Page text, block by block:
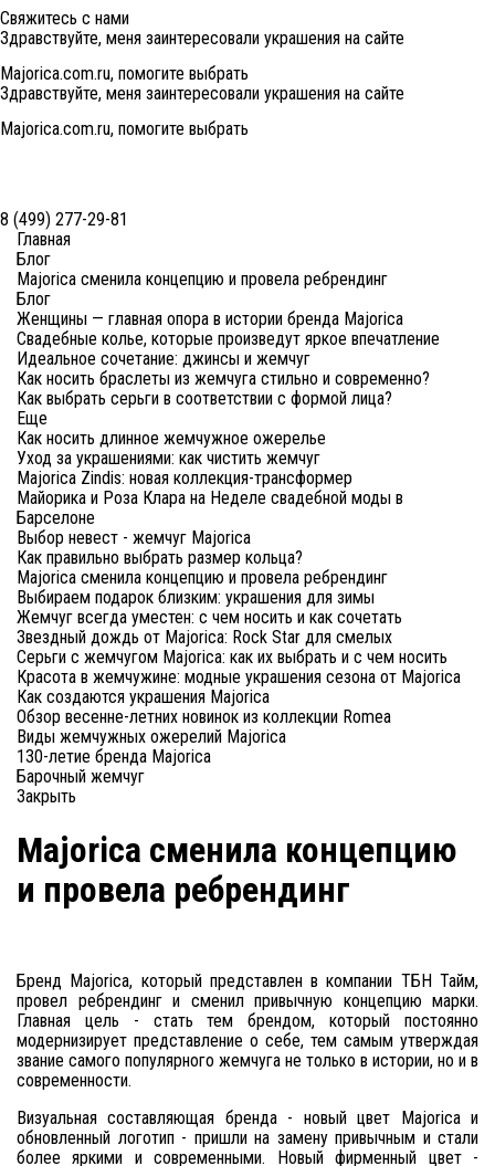
Свяжитесь с нами
Здравствуйте, меня заинтересовали украшения на сайте
Majorica.com.ru, помогите выбрать
Здравствуйте, меня заинтересовали украшения на сайте
Majorica.com.ru, помогите выбрать
8 (499) 277-29-81
Главная
Блог
Majorica сменила концепцию и провела ребрендинг
Блог
Женщины — главная опора в истории бренда Majorica
Свадебные колье, которые произведут яркое впечатление
Идеальное сочетание: джинсы и жемчуг
Как носить браслеты из жемчуга стильно и современно?
Как выбрать серьги в соответствии с формой лица?
Еще
Как носить длинное жемчужное ожерелье
Уход за украшениями: как чистить жемчуг
Majorica Zindis: новая коллекция-трансформер
Майорика и Роза Клара на Неделе свадебной моды в
Барселоне
Выбор невест - жемчуг Majorica
Как правильно выбрать размер кольца?
Majorica сменила концепцию и провела ребрендинг
Выбираем подарок близким: украшения для зимы
Жемчуг всегда уместен: с чем носить и как сочетать
Звездный дождь от Majorica: Rock Star для смелых
Серьги с жемчугом Majorica: как их выбрать и с чем носить
Красота в жемчужине: модные украшения сезона от Majorica
Как создаются украшения Majorica
Обзор весенне-летних новинок из коллекции Romea
Виды жемчужных ожерелий Majorica
130-летие бренда Majorica
Барочный жемчуг
Закрыть
Majorica сменила концепцию
и провела ребрендинг
Бренд Majorica, который представлен в компании ТБН Тайм,
провел ребрендинг и сменил привычную концепцию марки.
Главная цель - стать тем брендом, который постоянно
модернизирует представление о себе, тем самым утверждая
звание самого популярного жемчуга не только в истории, но и в
современности.
Визуальная составляющая бренда - новый цвет Majorica и
обновленный логотип - пришли на замену привычным и стали
более яркими и современными. Новый фирменный цвет -